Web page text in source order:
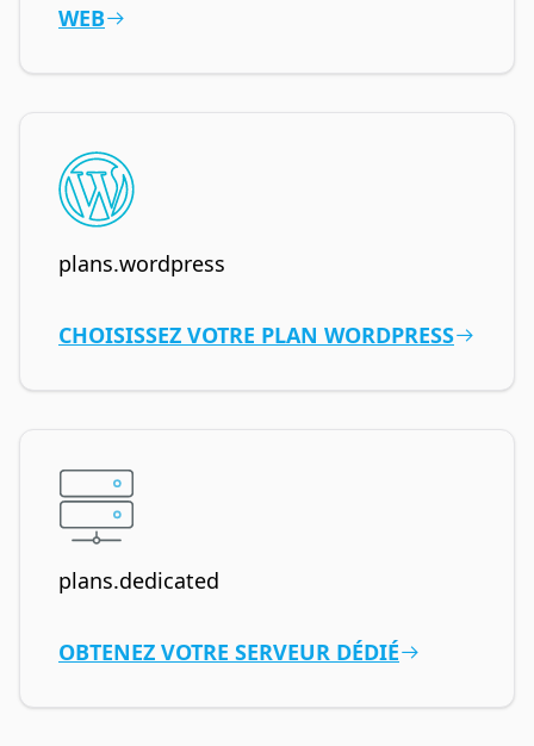
WEB
plans.wordpress
CHOISISSEZ VOTRE PLAN WORDPRESS
plans.dedicated
OBTENEZ VOTRE SERVEUR DÉDIÉ